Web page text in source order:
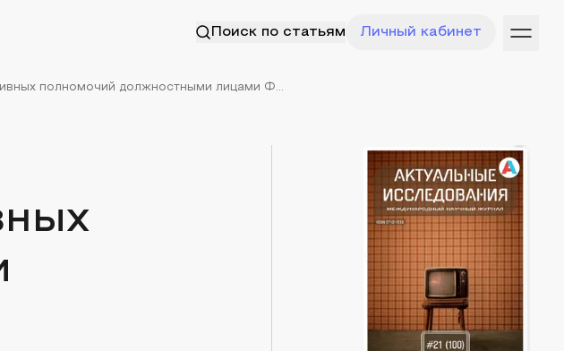
Поиск по статьям Личный кабинет
полномочий должностными лицами Ф...